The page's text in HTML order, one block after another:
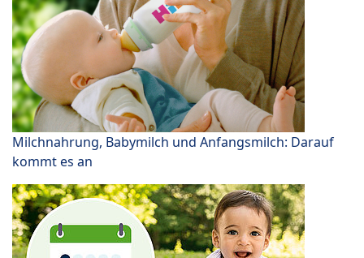
Milchnahrung, Babymilch und Anfangsmilch: Darauf
kommt es an